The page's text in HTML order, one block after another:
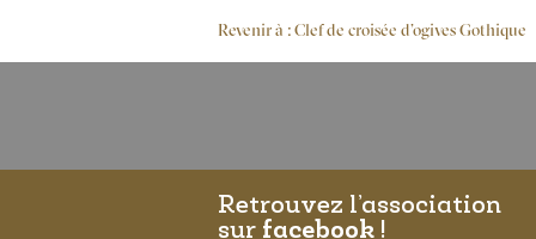
Revenir à : Clef de croisée d’ogives Gothique
Retrouvez l’association
sur facebook !